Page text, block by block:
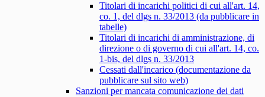
Titolari di incarichi politici di cui all'art. 14,
co. 1, del dlgs n. 33/2013 (da pubblicare in
tabelle)
Titolari di incarichi di amministrazione, di
direzione o di governo di cui all'art. 14, co.
1-bis, del dlgs n. 33/2013
Cessati dall'incarico (documentazione da
pubblicare sul sito web)
Sanzioni per mancata comunicazione dei dati